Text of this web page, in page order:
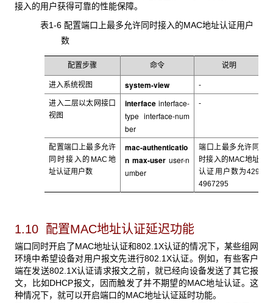
接入的用户获得可靠的性能保障。
表1-6 配置端口上最多允许同时接入的MAC地址认证用户
数
配置步骤 命令 说明
进入系统视图 system-view -
进入二层以太网接口
视图
interface interface-
type interface-num
ber
-
配置端口上最多允许
同时接入的MAC 地
址认证用户数
mac-authenticatio
n max-user user-n
umber
端口上最多允许同
时接入的MAC地址
认证用户数为429
4967295
1.10 配置MAC地址认证延迟功能
端口同时开启了MAC地址认证和802.1X认证的情况下，某些组网
环境中希望设备对用户报文先进行802.1X认证。例如，有些客户
端在发送802.1X认证请求报文之前，就已经向设备发送了其它报
文，比如DHCP报文，因而触发了并不期望的MAC地址认证。这
种情况下，就可以开启端口的MAC地址认证延时功能。